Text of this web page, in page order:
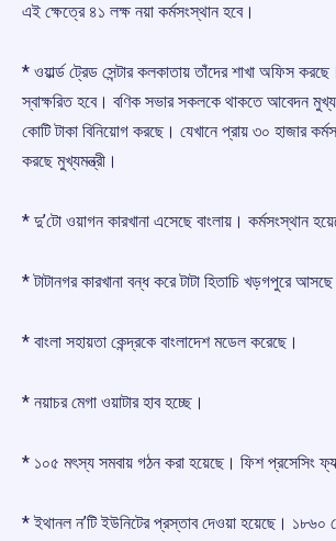
এই ক্ষেত্রে ৪১ লক্ষ নয়া কর্মসংস্থান হবে।
* ওয়ার্ল্ড ট্রেড সেন্টার কলকাতায় তাঁদের শাখা অফিস
স্বাক্ষরিত হবে। বণিক সভার সকলকে থাকতে আবেদন
কোটি টাকা বিনিয়োগ করছে। যেখানে প্রায় ৩০ হাজার
করছে মুখ্যমন্ত্রী।
* দু’টো ওয়াগন কারখানা এসেছে বাংলায়। কর্মসংস্থান
* টাটানগর কারখানা বন্ধ করে টাটা হিতাচি খড়গপুরে
* বাংলা সহায়তা কেন্দ্রকে বাংলাদেশ মডেল করেছে।
* নয়াচর মেগা ওয়াটার হাব হচ্ছে।
* ১০৫ মৎস্য সমবায় গঠন করা হয়েছে। ফিশ প্রসেসিং
* ইথানল ন’টি ইউনিটের প্রস্তাব দেওয়া হয়েছে। ১৮৬০